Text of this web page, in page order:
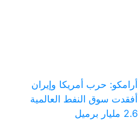
أرامكو: حرب أمريكا وإيران
أفقدت سوق النفط العالمية
2.6 مليار برميل